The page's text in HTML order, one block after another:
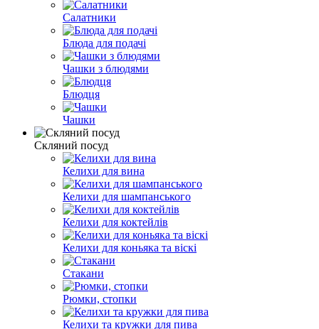
Салатники
Блюда для подачі
Чашки з блюдями
Блюдця
Чашки
Скляний посуд
Келихи для вина
Келихи для шампанського
Келихи для коктейлів
Келихи для коньяка та віскі
Стакани
Рюмки, стопки
Келихи та кружки для пива